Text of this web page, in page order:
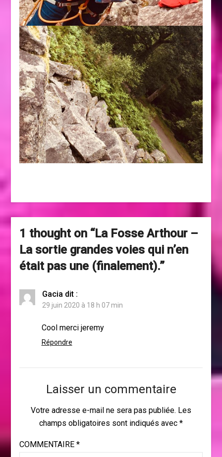
1 thought on “La Fosse Arthour –
La sortie grandes voies qui n’en
était pas une (finalement).”
Gacia dit :
29 juin 2020 à 18 h 07 min
Cool merci jeremy
Répondre
Laisser un commentaire
Votre adresse e-mail ne sera pas publiée. Les
champs obligatoires sont indiqués avec *
COMMENTAIRE *